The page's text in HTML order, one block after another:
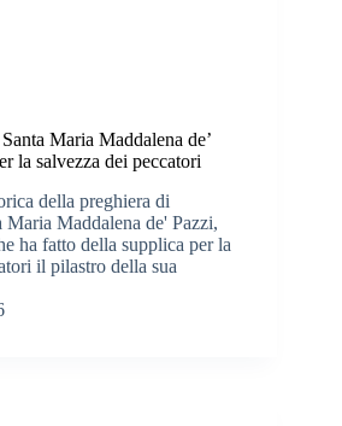
Maria Maddalena de’
la salvezza dei peccatori
della preghiera di
Maria Maddalena de' Pazzi,
ha fatto della supplica per la
il pilastro della sua